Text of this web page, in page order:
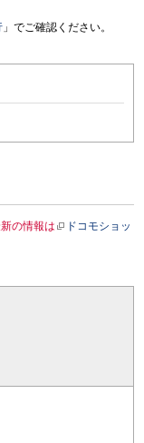
」でご確認ください。
の情報は
ドコモショッ